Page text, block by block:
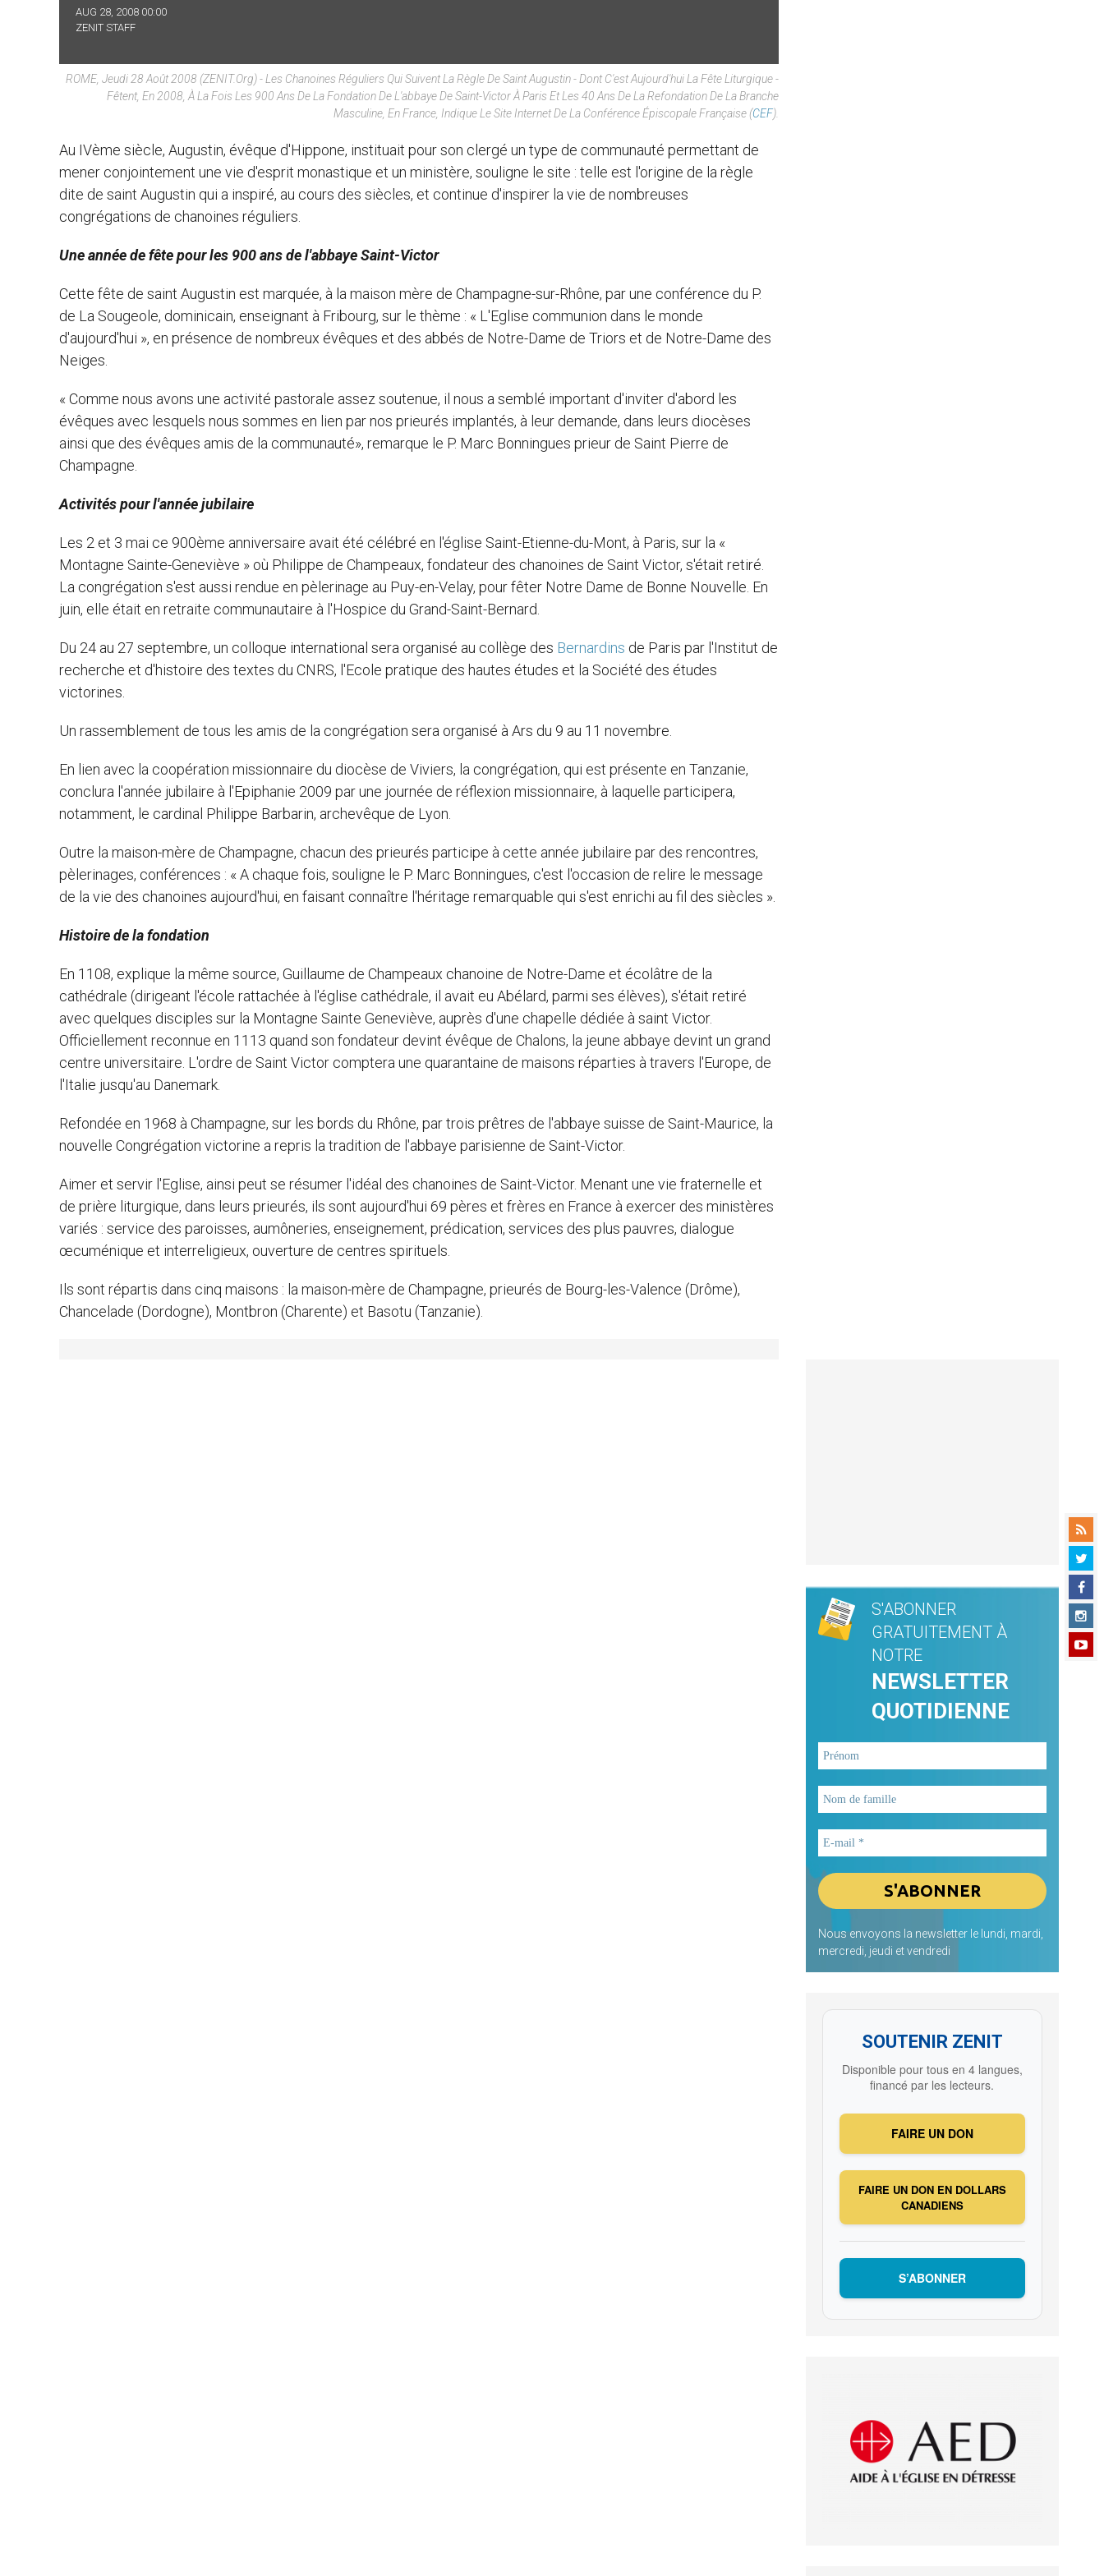
AUG 28, 2008 00:00
ZENIT STAFF
ROME, Jeudi 28 Août 2008 (ZENIT.org) - Les Chanoines Réguliers Qui Suivent La Règle De Saint Augustin - Dont C'est Aujourd'hui La Fête Liturgique -
Fêtent, En 2008, À La Fois Les 900 Ans De La Fondation De L'abbaye De Saint-Victor À Paris Et Les 40 Ans De La Refondation De La Branche
Masculine, En France, Indique Le Site Internet De La Conférence Épiscopale Française (CEF).
Au IVème siècle, Augustin, évêque d'Hippone, instituait pour son clergé un type de communauté permettant de
mener conjointement une vie d'esprit monastique et un ministère, souligne le site : telle est l'origine de la règle
dite de saint Augustin qui a inspiré, au cours des siècles, et continue d'inspirer la vie de nombreuses
congrégations de chanoines réguliers.
Une année de fête pour les 900 ans de l'abbaye Saint-Victor
Cette fête de saint Augustin est marquée, à la maison mère de Champagne-sur-Rhône, par une conférence du P.
de La Sougeole, dominicain, enseignant à Fribourg, sur le thème : « L'Eglise communion dans le monde
d'aujourd'hui », en présence de nombreux évêques et des abbés de Notre-Dame de Triors et de Notre-Dame des
Neiges.
« Comme nous avons une activité pastorale assez soutenue, il nous a semblé important d'inviter d'abord les
évêques avec lesquels nous sommes en lien par nos prieurés implantés, à leur demande, dans leurs diocèses
ainsi que des évêques amis de la communauté», remarque le P. Marc Bonningues prieur de Saint Pierre de
Champagne.
Activités pour l'année jubilaire
Les 2 et 3 mai ce 900ème anniversaire avait été célébré en l'église Saint-Etienne-du-Mont, à Paris, sur la «
Montagne Sainte-Geneviève » où Philippe de Champeaux, fondateur des chanoines de Saint Victor, s'était retiré.
La congrégation s'est aussi rendue en pèlerinage au Puy-en-Velay, pour fêter Notre Dame de Bonne Nouvelle. En
juin, elle était en retraite communautaire à l'Hospice du Grand-Saint-Bernard.
Du 24 au 27 septembre, un colloque international sera organisé au collège des Bernardins de Paris par l'Institut de
recherche et d'histoire des textes du CNRS, l'Ecole pratique des hautes études et la Société des études
victorines.
Un rassemblement de tous les amis de la congrégation sera organisé à Ars du 9 au 11 novembre.
En lien avec la coopération missionnaire du diocèse de Viviers, la congrégation, qui est présente en Tanzanie,
conclura l'année jubilaire à l'Epiphanie 2009 par une journée de réflexion missionnaire, à laquelle participera,
notamment, le cardinal Philippe Barbarin, archevêque de Lyon.
Outre la maison-mère de Champagne, chacun des prieurés participe à cette année jubilaire par des rencontres,
pèlerinages, conférences : « A chaque fois, souligne le P. Marc Bonningues, c'est l'occasion de relire le message
de la vie des chanoines aujourd'hui, en faisant connaître l'héritage remarquable qui s'est enrichi au fil des siècles ».
Histoire de la fondation
En 1108, explique la même source, Guillaume de Champeaux chanoine de Notre-Dame et écolâtre de la
cathédrale (dirigeant l'école rattachée à l'église cathédrale, il avait eu Abélard, parmi ses élèves), s'était retiré
avec quelques disciples sur la Montagne Sainte Geneviève, auprès d'une chapelle dédiée à saint Victor.
Officiellement reconnue en 1113 quand son fondateur devint évêque de Chalons, la jeune abbaye devint un grand
centre universitaire. L'ordre de Saint Victor comptera une quarantaine de maisons réparties à travers l'Europe, de
l'Italie jusqu'au Danemark.
Refondée en 1968 à Champagne, sur les bords du Rhône, par trois prêtres de l'abbaye suisse de Saint-Maurice, la
nouvelle Congrégation victorine a repris la tradition de l'abbaye parisienne de Saint-Victor.
Aimer et servir l'Eglise, ainsi peut se résumer l'idéal des chanoines de Saint-Victor. Menant une vie fraternelle et
de prière liturgique, dans leurs prieurés, ils sont aujourd'hui 69 pères et frères en France à exercer des ministères
variés : service des paroisses, aumôneries, enseignement, prédication, services des plus pauvres, dialogue
œcuménique et interreligieux, ouverture de centres spirituels.
Ils sont répartis dans cinq maisons : la maison-mère de Champagne, prieurés de Bourg-les-Valence (Drôme),
Chancelade (Dordogne), Montbron (Charente) et Basotu (Tanzanie).
S'ABONNER
GRATUITEMENT À
NOTRE
NEWSLETTER
QUOTIDIENNE
Nous envoyons la newsletter le lundi, mardi,
mercredi, jeudi et vendredi
SOUTENIR ZENIT
Disponible pour tous en 4 langues,
financé par les lecteurs.
FAIRE UN DON
FAIRE UN DON EN DOLLARS
CANADIENS
S’ABONNER